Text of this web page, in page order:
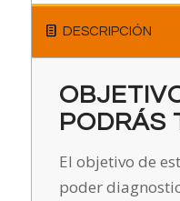
DESCRIPCIÓN
PODRÁS
El objetivo de
poder